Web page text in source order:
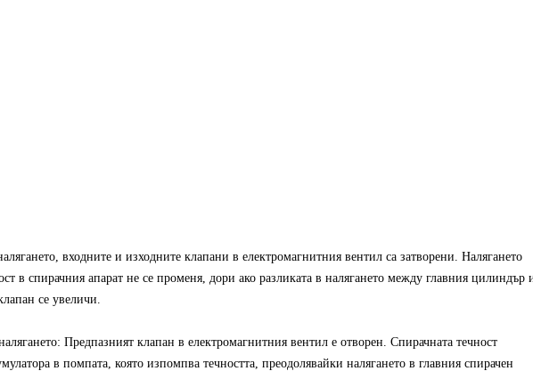
входните и изходните клапани в електромагнитния вентил са затворени. Налягането
в спирачния апарат не се променя, дори ако разликата в налягането между главния цилиндър
се увеличи.
Предпазният клапан в електромагнитния вентил е отворен. Спирачната течност
в помпата, която изпомпва течността, преодолявайки налягането в главния спирачен